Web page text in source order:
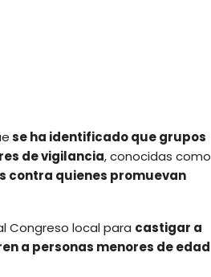
se ha identificado que grupos
de vigilancia, conocidas como
contra quienes promuevan
Congreso local para castigar a
a personas menores de edad